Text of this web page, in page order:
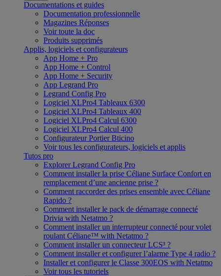
Documentations et guides
Documentation professionnelle
Magazines Réponses
Voir toute la doc
Produits supprimés
Applis, logiciels et configurateurs
App Home + Pro
App Home + Control
App Home + Security
App Legrand Pro
Legrand Config Pro
Logiciel XLPro4 Tableaux 6300
Logiciel XLPro4 Tableaux 400
Logiciel XLPro4 Calcul 6300
Logiciel XLPro4 Calcul 400
Configurateur Portier Bticino
Voir tous les configurateurs, logiciels et applis
Tutos pro
Explorer Legrand Config Pro
Comment installer la prise Céliane Surface Confort en
remplacement d’une ancienne prise ?
Comment raccorder des prises ensemble avec Céliane
Rapido ?
Comment installer le pack de démarrage connecté
Drivia with Netatmo ?
Comment installer un interrupteur connecté pour volet
roulant Céliane™ with Netatmo ?
Comment installer un connecteur LCS³ ?
Comment installer et configurer l’alarme Type 4 radio ?
Installer et configurer le Classe 300EOS with Netatmo
Voir tous les tutoriels